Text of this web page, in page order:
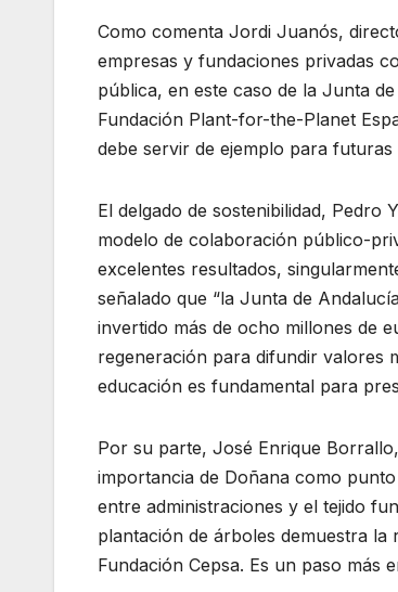
Como comenta Jordi Juanós,
empresas y fundaciones privadas
pública, en este caso de la Junta
Fundación Plant-for-the-Planet
debe servir de ejemplo para
El delgado de sostenibilidad, Pedro
modelo de colaboración público-
excelentes resultados,
señalado que “la Junta de
invertido más de ocho millones de
regeneración para difundir valores
educación es fundamental para
Por su parte, José Enrique
importancia de Doñana como
entre administraciones y el tejido
plantación de árboles demuestra la
Fundación Cepsa. Es un paso más